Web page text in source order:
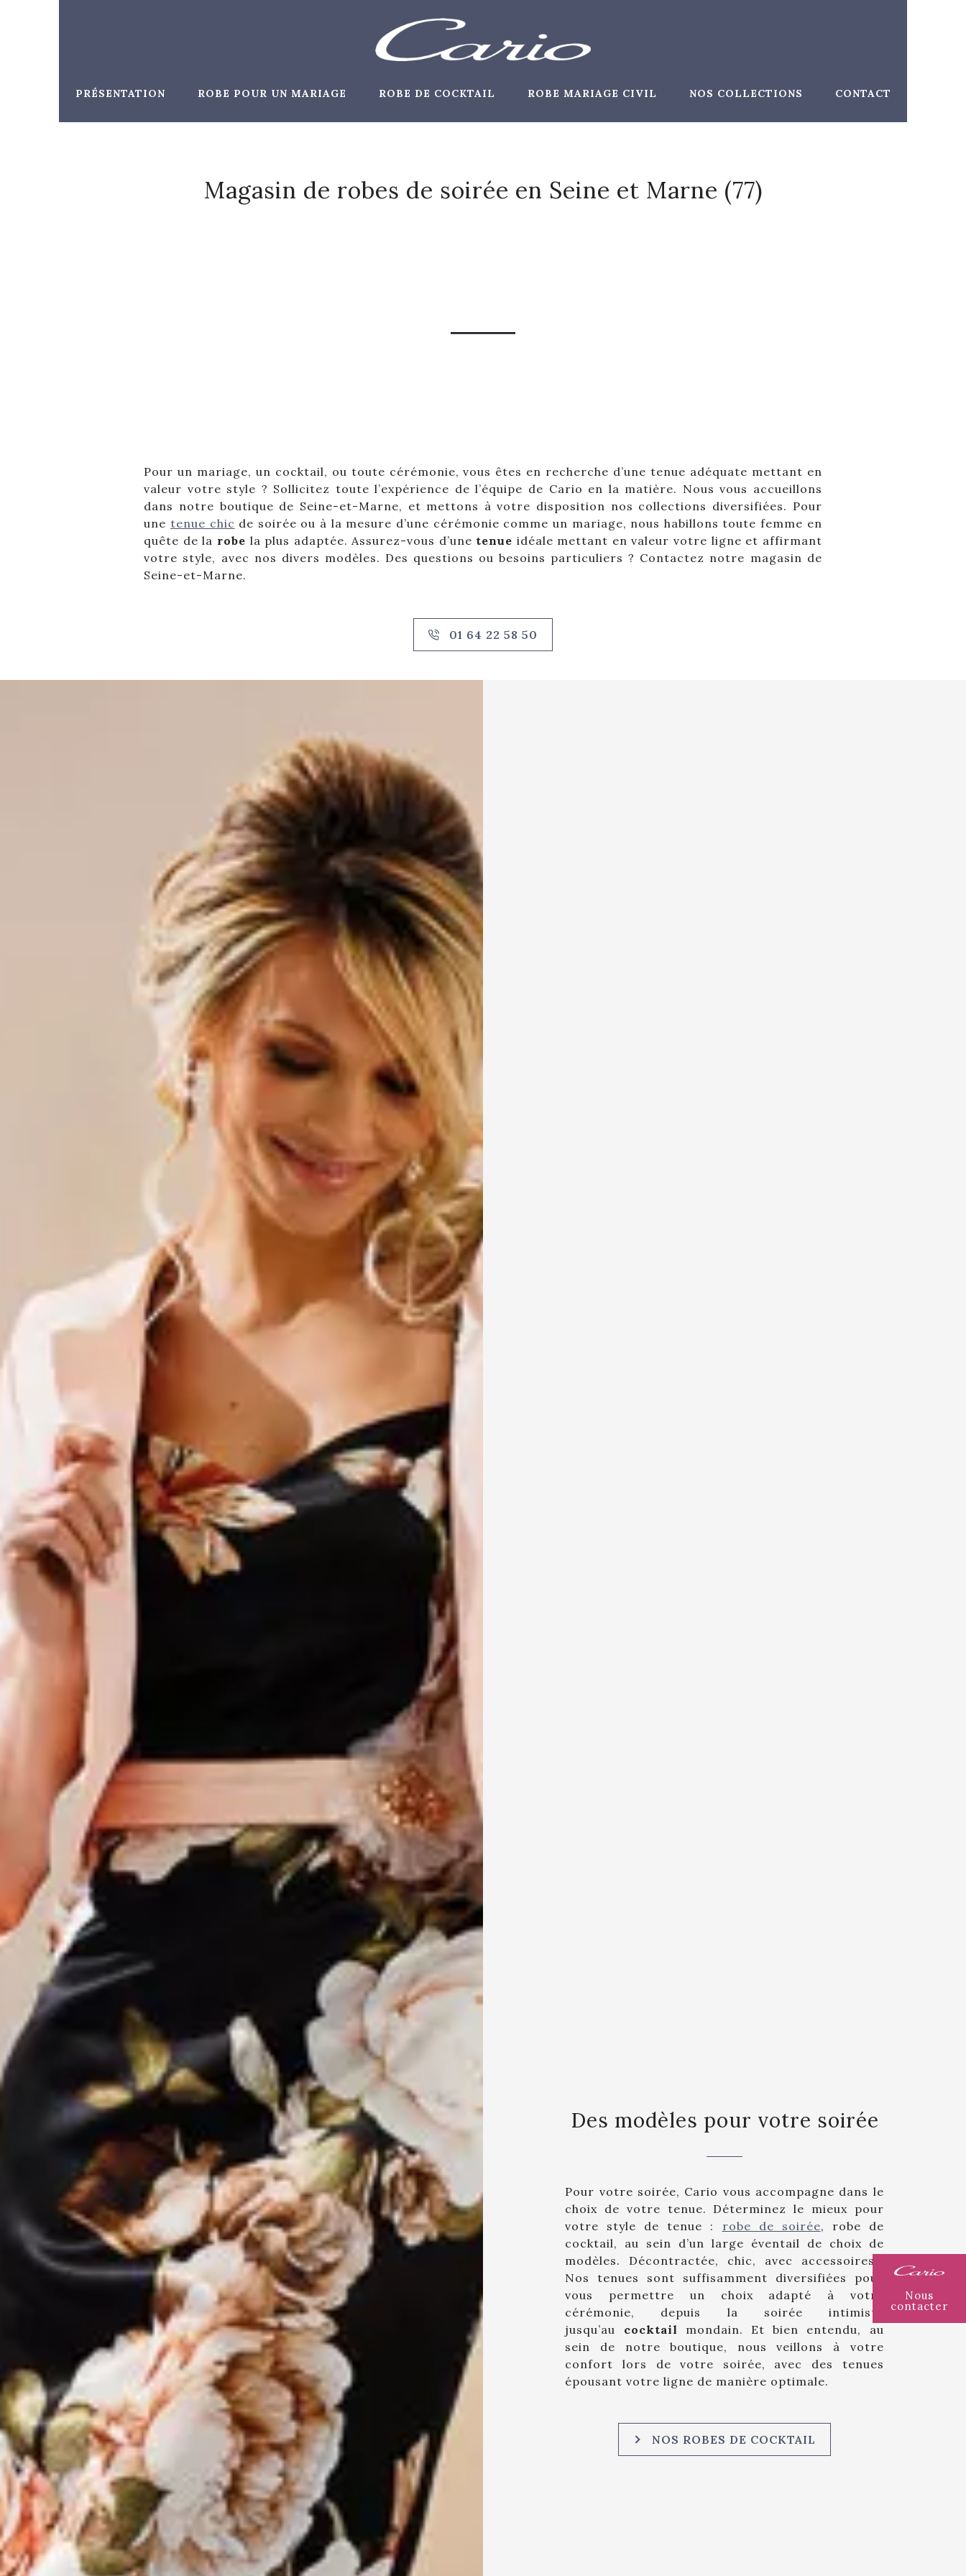
PRÉSENTATION ROBE POUR UN MARIAGE ROBE DE COCKTAIL ROBE MARIAGE CIVIL NOS COLLECTIONS CONTACT
Magasin de robes de soirée en Seine et Marne (77)
Pour un mariage, un cocktail, ou toute cérémonie, vous êtes en recherche d’une tenue adéquate mettant en
valeur votre style ? Sollicitez toute l’expérience de l’équipe de Cario en la matière. Nous vous accueillons
dans notre boutique de Seine-et-Marne, et mettons à votre disposition nos collections diversifiées. Pour
une tenue chic de soirée ou à la mesure d’une cérémonie comme un mariage, nous habillons toute femme en
quête de la robe la plus adaptée. Assurez-vous d’une tenue idéale mettant en valeur votre ligne et affirmant
votre style, avec nos divers modèles. Des questions ou besoins particuliers ? Contactez notre magasin de
Seine-et-Marne.
01 64 22 58 50
Des modèles pour votre soirée
Pour votre soirée, Cario vous accompagne dans le
choix de votre tenue. Déterminez le mieux pour
votre style de tenue : robe de soirée, robe de
cocktail, au sein d’un large éventail de choix de
modèles. Décontractée, chic, avec accessoires…
Nos tenues sont suffisamment diversifiées pour
vous permettre un choix adapté à votre
cérémonie, depuis la soirée intimiste
jusqu’au cocktail mondain. Et bien entendu, au
sein de notre boutique, nous veillons à votre
confort lors de votre soirée, avec des tenues
épousant votre ligne de manière optimale.
NOS ROBES DE COCKTAIL
Nous
contacter